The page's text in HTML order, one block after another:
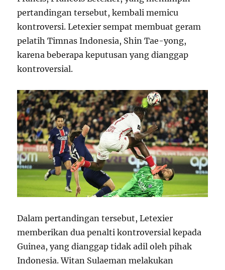
pertandingan tersebut, kembali memicu
kontroversi. Letexier sempat membuat geram
pelatih Timnas Indonesia, Shin Tae-yong,
karena beberapa keputusan yang dianggap
kontroversial.
Dalam pertandingan tersebut, Letexier
memberikan dua penalti kontroversial kepada
Guinea, yang dianggap tidak adil oleh pihak
Indonesia. Witan Sulaeman melakukan